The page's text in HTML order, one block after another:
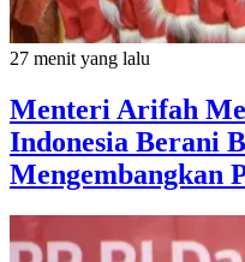
27 menit yang lalu
Menteri Arifah
Indonesia Berani
Mengembangkan